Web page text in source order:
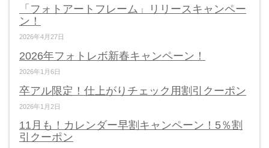
「フォトアートフレーム」リリースキャンペー
ン！
2026年4月27日
2026年フォトレボ新春キャンペーン！
2026年1月6日
卒アル限定！仕上がりチェック用割引クーポン
2026年1月2日
11月も！カレンダー早割キャンペーン！5％割
引クーポン